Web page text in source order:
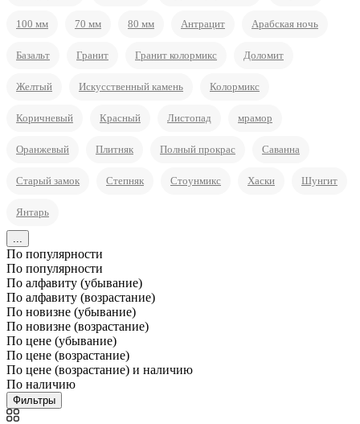
100 мм 70 мм 80 мм Антрацит Арабская ночь
Базальт Гранит Гранит колормикс Доломит
Желтый Искусственный камень Колормикс
Коричневый Красный Листопад мрамор
Оранжевый Плитняк Полный прокрас Саванна
Старый замок Степняк Стоунмикс Хаски Шунгит
Янтарь
...
По популярности
По популярности
По алфавиту (убывание)
По алфавиту (возрастание)
По новизне (убывание)
По новизне (возрастание)
По цене (убывание)
По цене (возрастание)
По цене (возрастание) и наличию
По наличию
Фильтры